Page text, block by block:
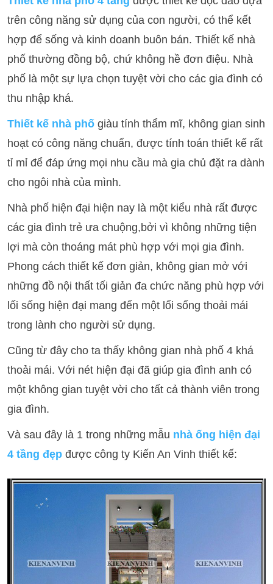
trên công năng sử dụng của con người, có thể kết
hợp để sống và kinh doanh buôn bán. Thiết kế nhà
phố thường đồng bộ, chứ không hề đơn điệu. Nhà
phố là một sự lựa chọn tuyệt vời cho các gia đình có
thu nhập khá.
Thiết kế nhà phố giàu tính thẩm mĩ, không gian sinh
hoạt có công năng chuẩn, được tính toán thiết kế rất
tỉ mỉ để đáp ứng mọi nhu cầu mà gia chủ đặt ra dành
cho ngôi nhà của mình.
Nhà phố hiện đại hiện nay là một kiểu nhà rất được
các gia đình trẻ ưa chuộng,bởi vì không những tiện
lợi mà còn thoáng mát phù hợp với mọi gia đình.
Phong cách thiết kế đơn giản, không gian mở với
những đồ nội thất tối giản đa chức năng phù hợp với
lối sống hiện đại mang đến một lối sống thoải mái
trong lành cho người sử dụng.
Cũng từ đây cho ta thấy không gian nhà phố 4 khá
thoải mái. Với nét hiện đại đã giúp gia đình anh có
một không gian tuyệt vời cho tất cả thành viên trong
gia đình.
Và sau đây là 1 trong những mẫu nhà ống hiện đại
4 tầng đẹp được công ty Kiến An Vinh thiết kế: